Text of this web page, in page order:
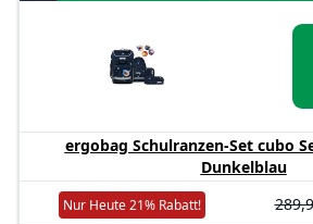
ergobag Schulranzen-Set cubo
Dunkelblau
Nur Heute 21% Rabatt!